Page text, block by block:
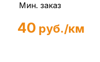
Мин. заказ
40 руб./км